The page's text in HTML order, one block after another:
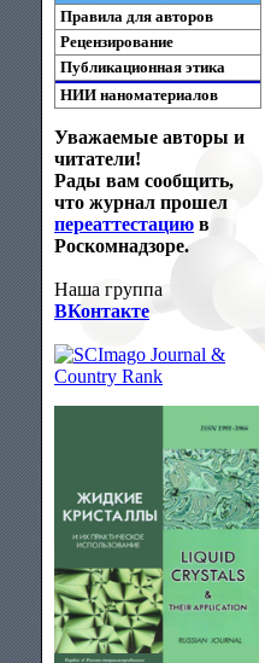
Правила для авторов
Рецензирование
Публикационная этика
НИИ наноматериалов
Уважаемые авторы и
читатели!
Рады вам сообщить,
что журнал прошел
переаттестацию в
Роскомнадзоре.
Наша группа
ВКонтакте